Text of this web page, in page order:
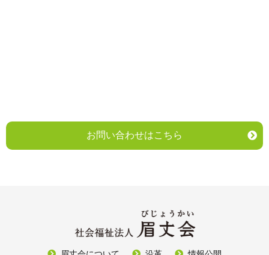
お問い合わせはこちら